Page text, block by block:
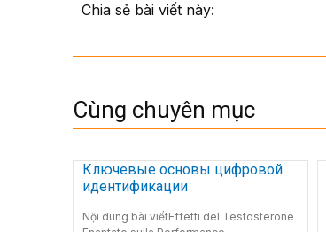
Chia sẻ bài viết này:
Cùng chuyên mục
Ключевые основы цифровой
идентификации
Nội dung bài viếtEffetti del Testosterone